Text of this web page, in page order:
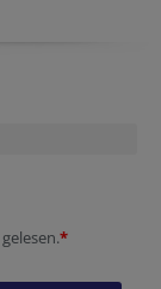
gelesen.*